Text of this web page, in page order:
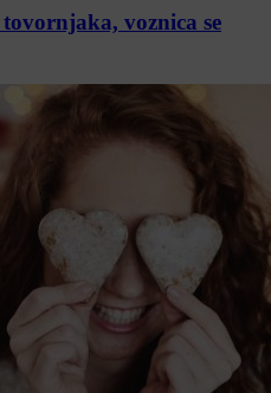
voznica se